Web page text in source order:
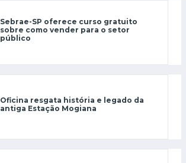
Sebrae-SP oferece curso gratuito
sobre como vender para o setor
público
Oficina resgata história e legado da
antiga Estação Mogiana